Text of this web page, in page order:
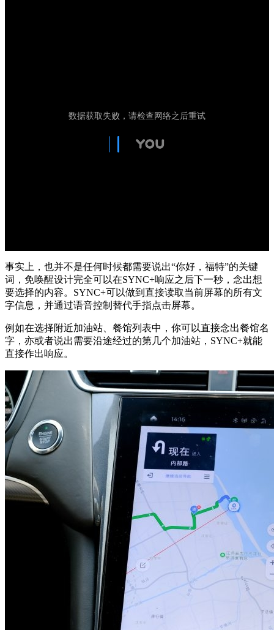
事实上，也并不是任何时候都需要说出“你好，福特”的关键
词，免唤醒设计完全可以在SYNC+响应之后下一秒，念出想
要选择的内容。SYNC+可以做到直接读取当前屏幕的所有文
字信息，并通过语音控制替代手指点击屏幕。
例如在选择附近加油站、餐馆列表中，你可以直接念出餐馆名
字，亦或者说出需要沿途经过的第几个加油站，SYNC+就能
直接作出响应。